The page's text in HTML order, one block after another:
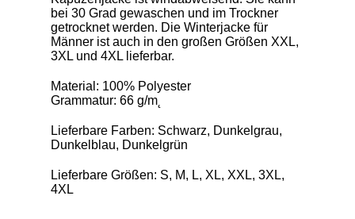
bei 30 Grad gewaschen und im Trockner
getrocknet werden. Die Winterjacke für
Männer ist auch in den großen Größen XXL,
3XL und 4XL lieferbar.
Material: 100% Polyester
Grammatur: 66 g/m˛
Lieferbare Farben: Schwarz, Dunkelgrau,
Dunkelblau, Dunkelgrün
Lieferbare Größen: S, M, L, XL, XXL, 3XL,
4XL